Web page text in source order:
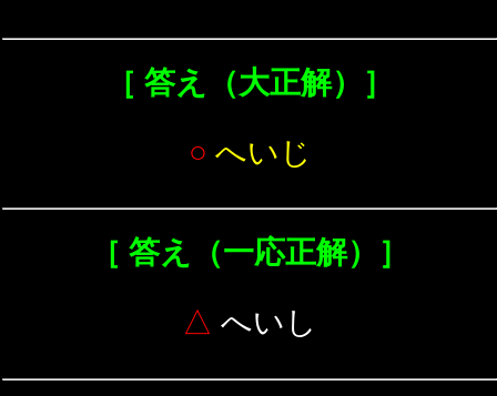
［ 答え（大正解）］
○ へいじ
［ 答え（一応正解）］
△ へいし